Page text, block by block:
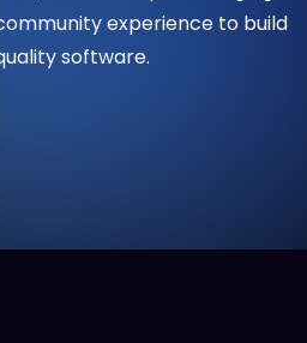
experience to build
software.